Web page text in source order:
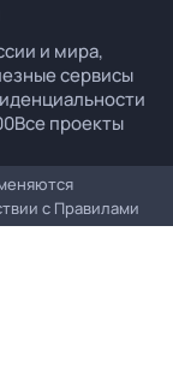
и мира,
сервисы
Все проекты
с Правилами